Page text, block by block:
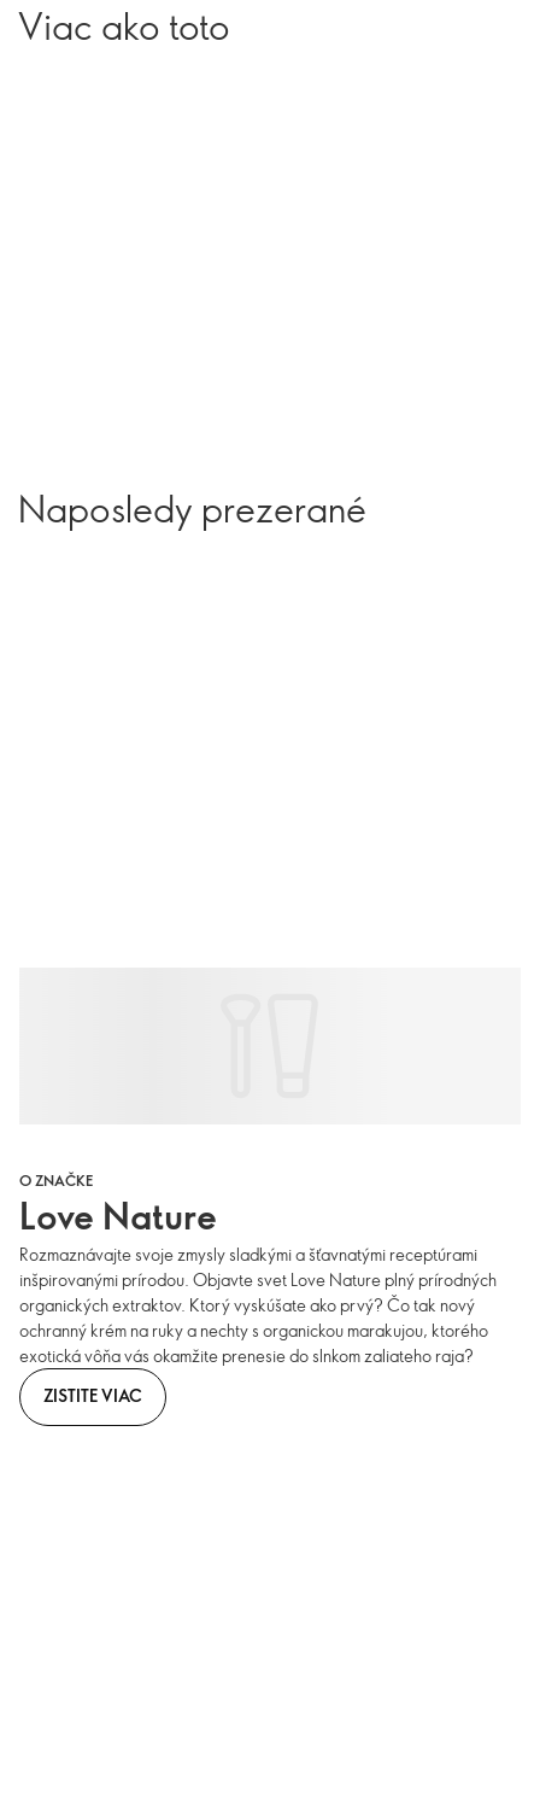
Viac ako toto
Naposledy prezerané
O ZNAČKE
Love Nature
Rozmaznávajte svoje zmysly sladkými a šťavnatými receptúrami
inšpirovanými prírodou. Objavte svet Love Nature plný prírodných
organických extraktov. Ktorý vyskúšate ako prvý? Čo tak nový
ochranný krém na ruky a nechty s organickou marakujou, ktorého
exotická vôňa vás okamžite prenesie do slnkom zaliateho raja?
ZISTITE VIAC